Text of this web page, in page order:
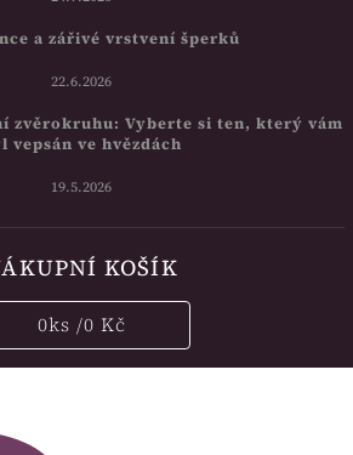
a zářivé vrstvení šperků
22.6.2026
zvěrokruhu: Vyberte si ten, který vám
vepsán ve hvězdách
19.5.2026
KOŠÍK
0ks /0 Kč